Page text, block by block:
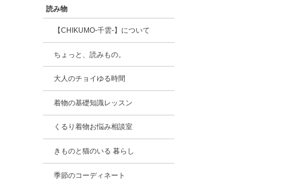
読み物
【CHIKUMO-千雲-】について
ちょっと、読みもの。
大人のチョイゆる時間
着物の基礎知識レッスン
くるり着物お悩み相談室
きものと猫のいる 暮らし
季節のコーディネート